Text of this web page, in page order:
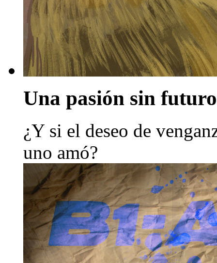
Una pasión sin futuro
¿Y si el deseo de
uno amó?